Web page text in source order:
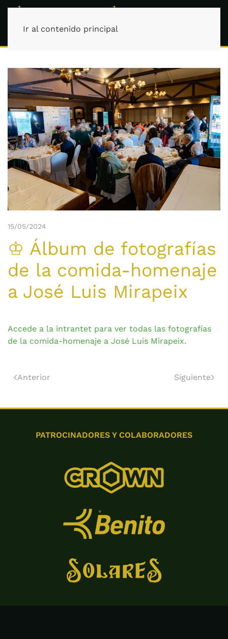
Ir al contenido principal
15/05/2024
♔ Álbum de fotografías
de la comida-homenaje
a José Luis Mirapeix
Accede a la intrantet para ver todas las fotografías
de la comida-homenaje a José Luis Mirapeix.
Anterior Siguiente
PATROCINADORES Y COLABORADORES